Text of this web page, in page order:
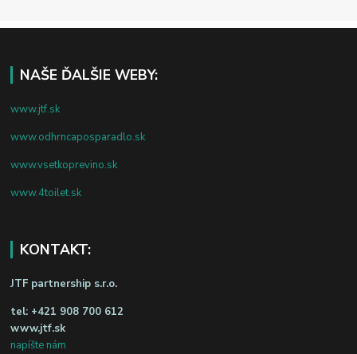
NAŠE ĎALŠIE WEBY:
www.jtf.sk
www.odhrncaposparadlo.sk
www.vsetkoprevino.sk
www.4toilet.sk
KONTAKT:
JTF partnership s.r.o.
tel: +421 908 700 612
www.jtf.sk
napíšte nám